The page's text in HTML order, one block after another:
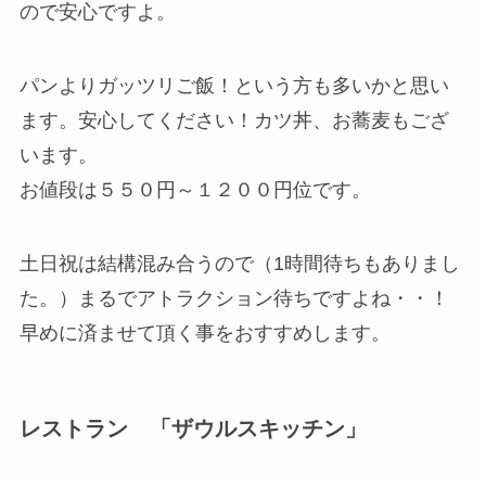
ので安心ですよ。
パンよりガッツリご飯！という方も多いかと思い
ます。安心してください！カツ丼、お蕎麦もござ
います。
お値段は５５０円～１２００円位です。
土日祝は結構混み合うので（1時間待ちもありまし
た。）まるでアトラクション待ちですよね・・！
早めに済ませて頂く事をおすすめします。
レストラン 「ザウルスキッチン」